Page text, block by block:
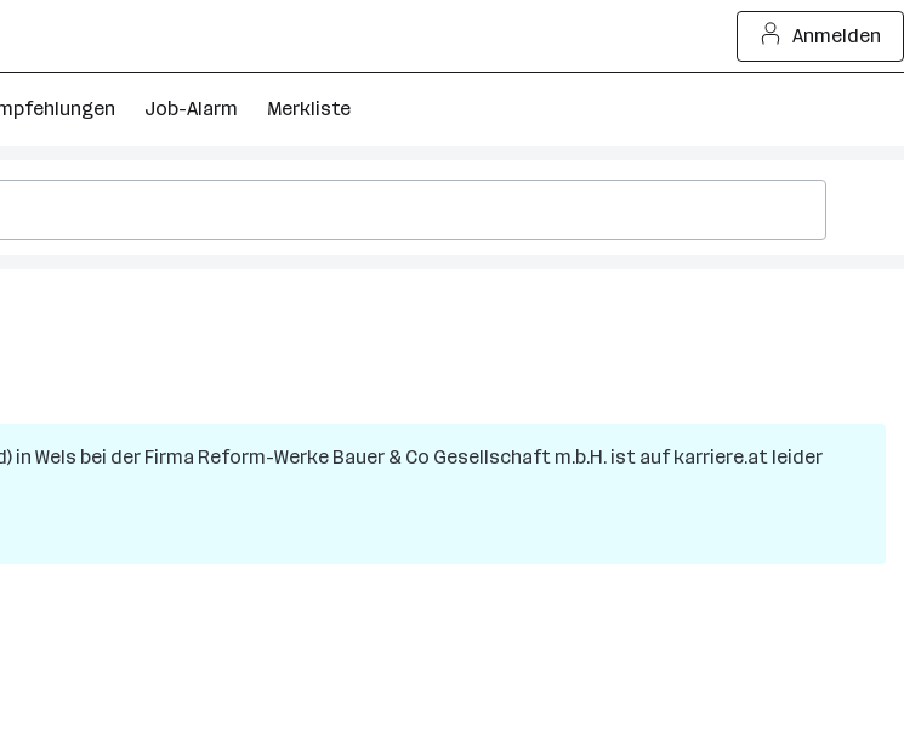
Anmelden
Job-Alarm Merkliste
in Wels bei der Firma Reform-Werke Bauer & Co Gesellschaft m.b.H. ist auf karriere.at leider